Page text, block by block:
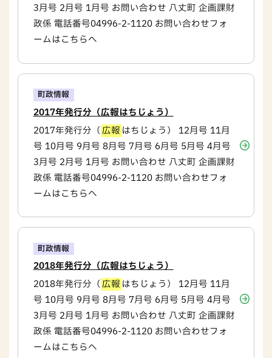
3月号 2月号 1月号 お問い合わせ 八丈町 企画課財
政係 電話番号04996-2-1120 お問い合わせフォ
ームはこちらへ
町政情報
2017年発行分（広報はちじょう）
2017年発行分（広報 はちじょう） 12月号 11月
号 10月号 9月号 8月号 7月号 6月号 5月号 4月号
3月号 2月号 1月号 お問い合わせ 八丈町 企画課財
政係 電話番号04996-2-1120 お問い合わせフォ
ームはこちらへ
町政情報
2018年発行分（広報はちじょう）
2018年発行分（広報 はちじょう） 12月号 11月
号 10月号 9月号 8月号 7月号 6月号 5月号 4月号
3月号 2月号 1月号 お問い合わせ 八丈町 企画課財
政係 電話番号04996-2-1120 お問い合わせフォ
ームはこちらへ